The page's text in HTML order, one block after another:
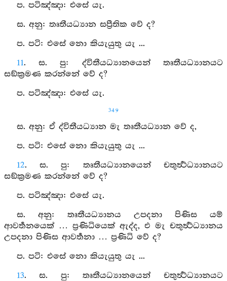
ප. පටිඤ්‍ඤා: එසේ යැ.
ස. අනු: තෘතීයධ්‍යාන සප්‍රීතික වේ ද?
ප. පටි: එසේ නො කියැයුතු යැ ...
11. ස. පු: ද්විතීයධ්‍යානයෙන් තෘතීයධ්‍යානයට
සඞ්ක්‍රමණ කරන්නේ වේ ද?
ප. පටිඤ්‍ඤා: එසේ යැ.
349
ස. අනු: ඒ ද්විතීයධ්‍යාන මැ තෘතීයධ්‍යාන වේ ද,
ප. පටි: එසේ නො කියැයුතු යැ ...
12. ස. පු: තෘතීයධ්‍යානයෙන් චතුර්‍ත්‍ථධ්‍යානයට
සඞ්ක්‍රමණ කරන්නේ වේ ද?
ප. පටිඤ්‍ඤා: එසේ යැ.
ස. අනු: තෘතීයධ්‍යානය උපදනා පිණිස යම්
ආවර්‍තනයෙක් … ප්‍රණිධියෙක් ඇද්ද, එ මැ චතුර්‍ත්‍ථධ්‍යානය
උපදනා පිණිස ආවර්‍තනා … ප්‍රණිධි වේ ද?
ප. පටි: එසේ නො කියැයුතු යැ ...
13. ස. පු: තෘතීයධ්‍යානයෙන් චතුර්‍ත්‍ථධ්‍යානයට